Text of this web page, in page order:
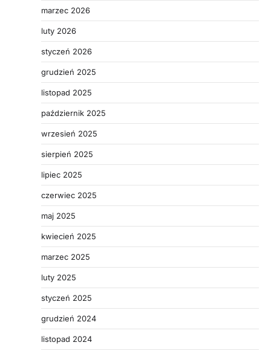
marzec 2026
luty 2026
styczeń 2026
grudzień 2025
listopad 2025
październik 2025
wrzesień 2025
sierpień 2025
lipiec 2025
czerwiec 2025
maj 2025
kwiecień 2025
marzec 2025
luty 2025
styczeń 2025
grudzień 2024
listopad 2024